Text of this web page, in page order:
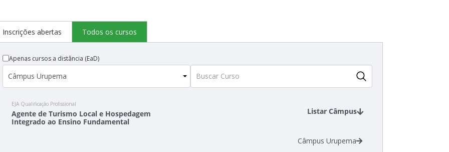
Inscrições abertas Todos os cursos
Apenas cursos a distância (EaD)
EJA Qualificação Profissional
Agente de Turismo Local e Hospedagem
Integrado ao Ensino Fundamental
Listar Câmpus
Câmpus Urupema